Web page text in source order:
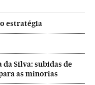
estratégia
Silva: subidas de
as minorias